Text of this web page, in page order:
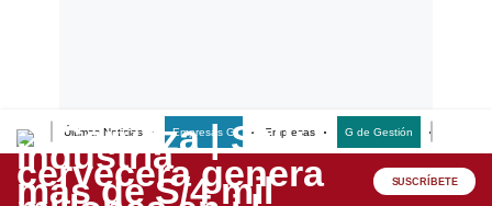
Últimas Noticias Empresas G Empresas G de Gestión
Lo último
Peru Quiosco SUSCRÍBETE